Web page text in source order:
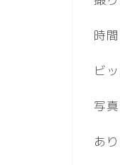
時
ビ
写
あ